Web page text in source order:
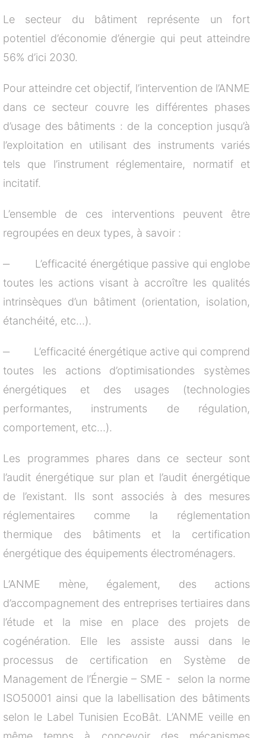
Le secteur du bâtiment représente un fort
potentiel d’économie d’énergie qui peut atteindre
56% d’ici 2030.
Pour atteindre cet objectif, l’intervention de l’ANME
dans ce secteur couvre les différentes phases
d’usage des bâtiments : de la conception jusqu’à
l’exploitation en utilisant des instruments variés
tels que l’instrument réglementaire, normatif et
incitatif.
L’ensemble de ces interventions peuvent être
regroupées en deux types, à savoir :
‒ L’efficacité énergétique passive qui englobe
toutes les actions visant à accroître les qualités
intrinsèques d’un bâtiment (orientation, isolation,
étanchéité, etc…).
‒ L’efficacité énergétique active qui comprend
toutes les actions d’optimisationdes systèmes
énergétiques et des usages (technologies
performantes, instruments de régulation,
comportement, etc…).
Les programmes phares dans ce secteur sont
l’audit énergétique sur plan et l’audit énergétique
de l’existant. Ils sont associés à des mesures
réglementaires comme la réglementation
thermique des bâtiments et la certification
énergétique des équipements électroménagers.
L’ANME mène, également, des actions
d’accompagnement des entreprises tertiaires dans
l’étude et la mise en place des projets de
cogénération. Elle les assiste aussi dans le
processus de certification en Système de
Management de l’Énergie – SME - selon la norme
ISO50001 ainsi que la labellisation des bâtiments
selon le Label Tunisien EcoBât. L’ANME veille en